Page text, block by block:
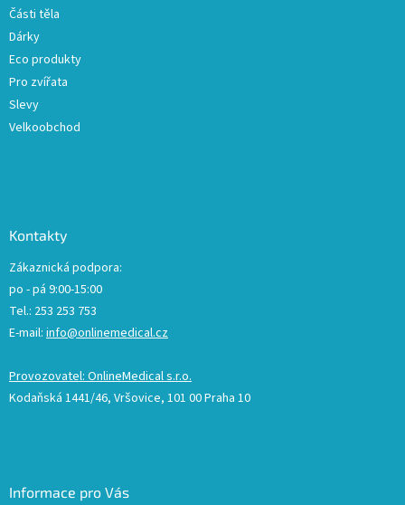
Části těla
Dárky
Eco produkty
Pro zvířata
Slevy
Velkoobchod
Kontakty
Zákaznická podpora:
po - pá 9:00-15:00
Tel.: 253 253 753
E-mail: info@onlinemedical.cz
Provozovatel: OnlineMedical s.r.o.
Kodaňská 1441/46, Vršovice, 101 00 Praha 10
Informace pro Vás